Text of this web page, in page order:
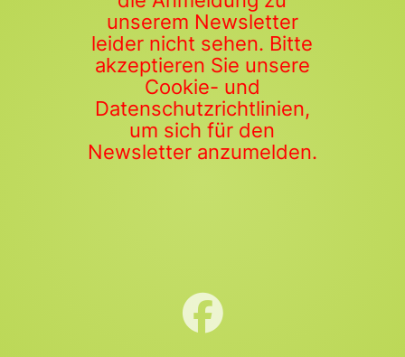
unserem Newsletter
leider nicht sehen. Bitte
akzeptieren Sie unsere
Cookie- und
Datenschutzrichtlinien,
um sich für den
Newsletter anzumelden.